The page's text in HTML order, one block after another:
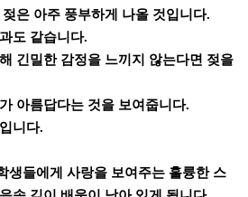
은 아주 풍부하게 나올 것입니다.
도 같습니다.
긴밀한 감정을 느끼지 않는다면 젖을
아름답다는 것을 보여줍니다.
니다.
생들에게 사랑을 보여주는 훌륭한 스